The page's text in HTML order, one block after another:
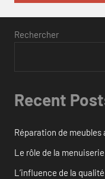
Rechercher
Recent
Réparation de
Le rôle de la
L’influence de la